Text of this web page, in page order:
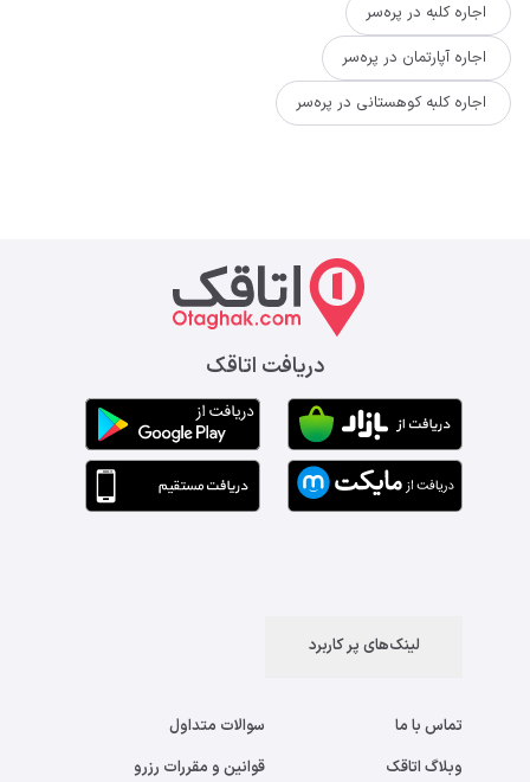
اجاره کلبه در پره‌سر
اجاره آپارتمان در پره‌سر
اجاره کلبه کوهستانی در پره‌سر
دریافت اتاقک
لینک‌های پر کاربرد
تماس با ما
وبلاگ اتاقک
سوالات متداول
قوانین و مقررات رزرو